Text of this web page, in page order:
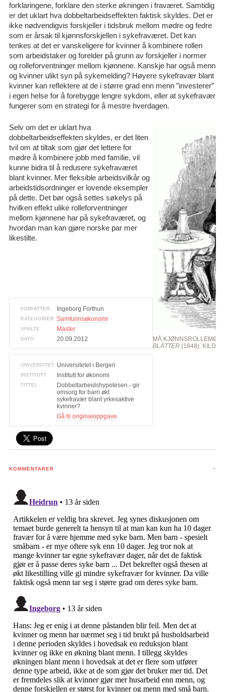
forklaringene, forklare den sterke økningen i fraværet. Samtidig
er det uklart hva dobbeltarbeidseffekten faktisk skyldes. Det er
ikke nødvendigvis forskjeller i tidsbruk mellom mødre og fedre
som er årsak til kjønnsforskjellen i sykefraværet. Det kan
tenkes at det er vanskeligere for kvinner å kombinere rollen
som arbeidstaker og forelder på grunn av forskjeller i normer
og rolleforventninger mellom kjønnene. Kanskje har også menn
og kvinner ulikt syn på sykemelding? Høyere sykefravær blant
kvinner kan reflektere at de i større grad enn menn ”investerer”
i egen helse for å forebygge lengre sykdom, eller at sykefravær
fungerer som en strategi for å mestre hverdagen.
MÅ
BLÄTTER(1848). KILDE:
Selv om det er uklart hva
dobbeltarbeidseffekten skyldes, er det liten
tvil om at tiltak som gjør det lettere for
mødre å kombinere jobb med familie, vil
kunne bidra til å redusere sykefraværet
blant kvinner. Mer fleksible arbeidsvilkår og
arbeidstidsordninger er lovende eksempler
på dette. Det bør også settes søkelys på
hvilken effekt ulike rolleforventninger
mellom kjønnene har på sykefraværet, og
hvordan man kan gjøre norske par mer
likestilte.
FORFATTER Ingeborg Forthun
KATEGORIER Samfunnsøkonomi
SPALTE Master
DATO 20.09.2012
UNIVERSITET Universitetet i Bergen
INSTITUTT Institutt for økonomi
TITTEL
Dobbeltarbeidshypotesen - gir
omsorg for barn økt
sykefravær blant yrkesaktive
kvinner?
Gå til originaloppgave
KOMMENTARER